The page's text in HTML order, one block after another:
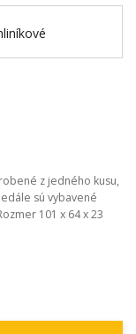
z jedného kusu,
sú vybavené
101 x 64 x 23